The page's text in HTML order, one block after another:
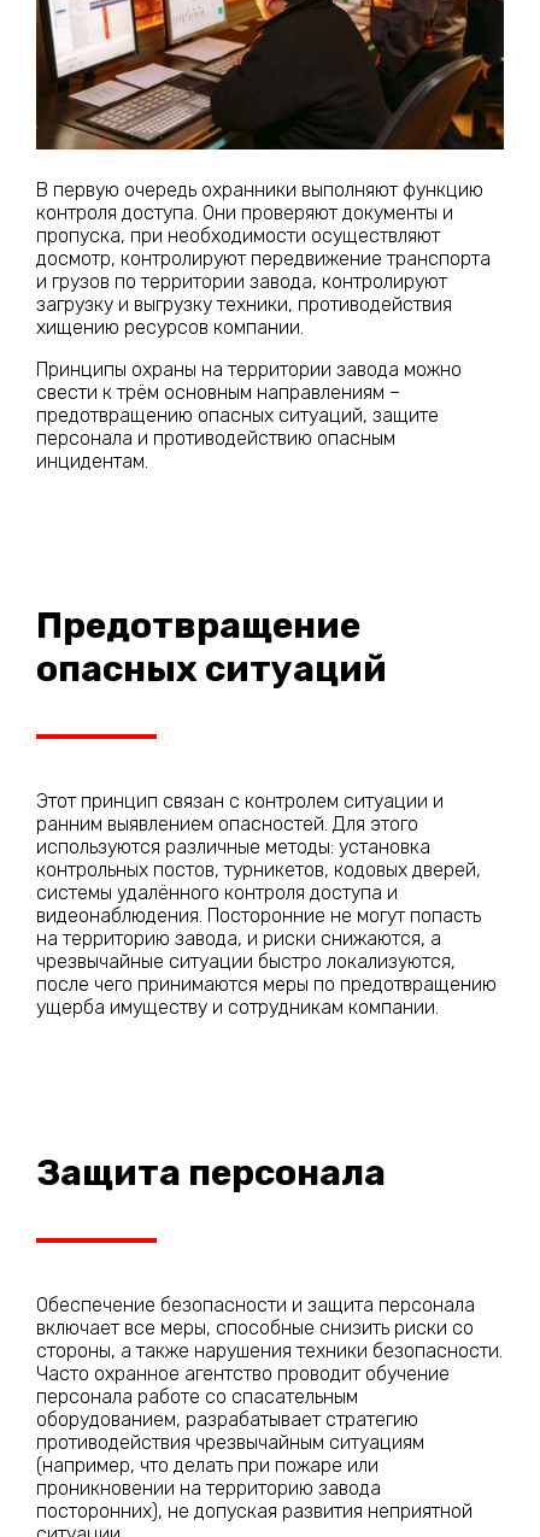
В первую очередь охранники выполняют функцию
контроля доступа. Они проверяют документы и
пропуска, при необходимости осуществляют
досмотр, контролируют передвижение транспорта
и грузов по территории завода, контролируют
загрузку и выгрузку техники, противодействия
хищению ресурсов компании.
Принципы охраны на территории завода можно
свести к трём основным направлениям –
предотвращению опасных ситуаций, защите
персонала и противодействию опасным
инцидентам.
Предотвращение
опасных ситуаций
Этот принцип связан с контролем ситуации и
ранним выявлением опасностей. Для этого
используются различные методы: установка
контрольных постов, турникетов, кодовых дверей,
системы удалённого контроля доступа и
видеонаблюдения. Посторонние не могут попасть
на территорию завода, и риски снижаются, а
чрезвычайные ситуации быстро локализуются,
после чего принимаются меры по предотвращению
ущерба имуществу и сотрудникам компании.
Защита персонала
Обеспечение безопасности и защита персонала
включает все меры, способные снизить риски со
стороны, а также нарушения техники безопасности.
Часто охранное агентство проводит обучение
персонала работе со спасательным
оборудованием, разрабатывает стратегию
противодействия чрезвычайным ситуациям
(например, что делать при пожаре или
проникновении на территорию завода
посторонних), не допуская развития неприятной